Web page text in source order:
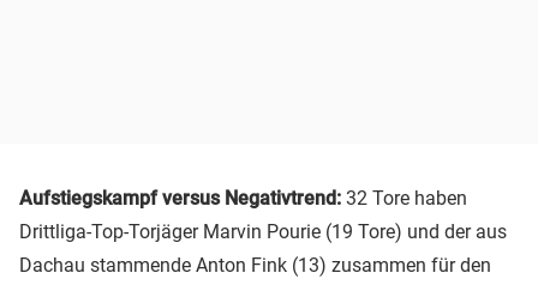
Aufstiegskampf versus Negativtrend: 32 Tore haben
Drittliga-Top-Torjäger Marvin Pourie (19 Tore) und der aus
Dachau stammende Anton Fink (13) zusammen für den